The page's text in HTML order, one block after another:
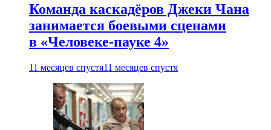
Команда каскадёров Джеки Чана
занимается боевыми сценами
в «Человеке-пауке 4»
11 месяцев спустя11 месяцев спустя